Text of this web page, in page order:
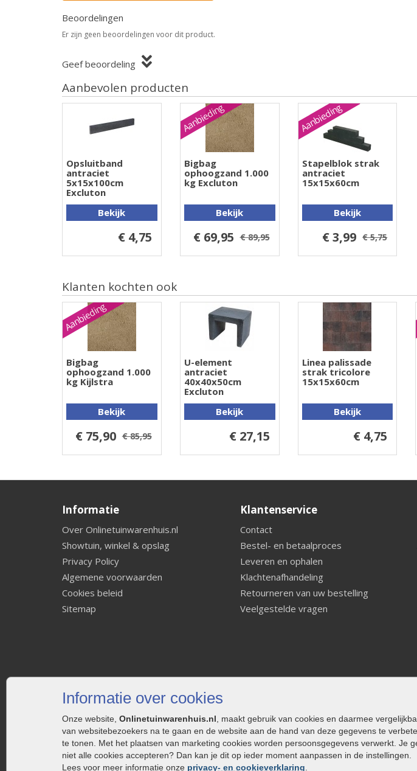
Informatie over cookies
Onze website, Onlinetuinwarenhuis.nl , maakt gebruik van cookies en daarmee
van websitebezoekers na te gaan en de website aan de hand van deze gegevens te
te tonen. Met het plaatsen van marketing cookies worden persoonsgegevens verwerkt.
niet alle cookies accepteren? Dan kan je dit op ieder moment aanpassen in de instellingen.
Lees voor meer informatie onze privacy- en cookieverklaring
Beoordelingen
Er zijn geen beoordelingen voor dit product.
Geef beoordeling
Aanbevolen producten
Opsluitband
antraciet
5x15x100cm
Excluton
Bekijk
€ 4,75
Aanbieding
Bigbag
ophoogzand 1.000
kg Excluton
Bekijk
€ 69,95 € 89,95
Aanbieding
Stapelblok strak
antraciet
15x15x60cm
Bekijk
€ 3,99 € 5,75
Klanten kochten ook
Aanbieding
Bigbag
ophoogzand 1.000
kg Kijlstra
Bekijk
€ 75,90 € 85,95
U-element
antraciet
40x40x50cm
Excluton
Bekijk
€ 27,15
Linea palissade
strak tricolore
15x15x60cm
Bekijk
€ 4,75
Informatie
Over Onlinetuinwarenhuis.nl
Showtuin, winkel & opslag
Privacy Policy
Algemene voorwaarden
Cookies beleid
Sitemap
Klantenservice
Contact
Bestel- en betaalproces
Leveren en ophalen
Klachtenafhandeling
Retourneren van uw bestelling
Veelgestelde vragen